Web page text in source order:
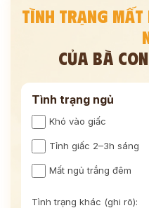
TÌNH TRẠNG
CỦA BÀ
Tình trạng ngủ
Khó vào giấc
Tỉnh giấc 2–3h sáng
Mất ngủ trắng đêm
Tình trạng khác (ghi rõ):